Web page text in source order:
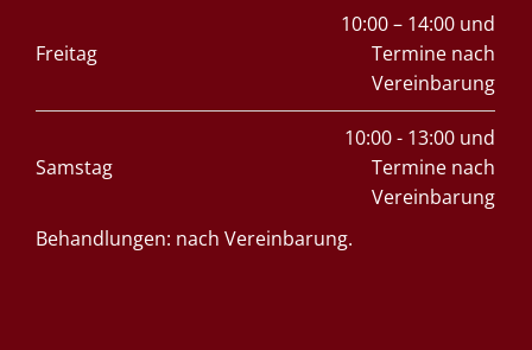
Freitag
10:00 – 14:00 und
Termine nach
Vereinbarung
Samstag
10:00 - 13:00 und
Termine nach
Vereinbarung
Behandlungen: nach Vereinbarung.